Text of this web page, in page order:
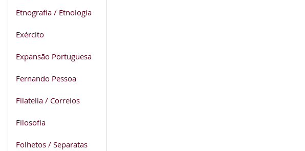
Etnografia / Etnologia
Exército
Expansão Portuguesa
Fernando Pessoa
Filatelia / Correios
Filosofia
Folhetos / Separatas